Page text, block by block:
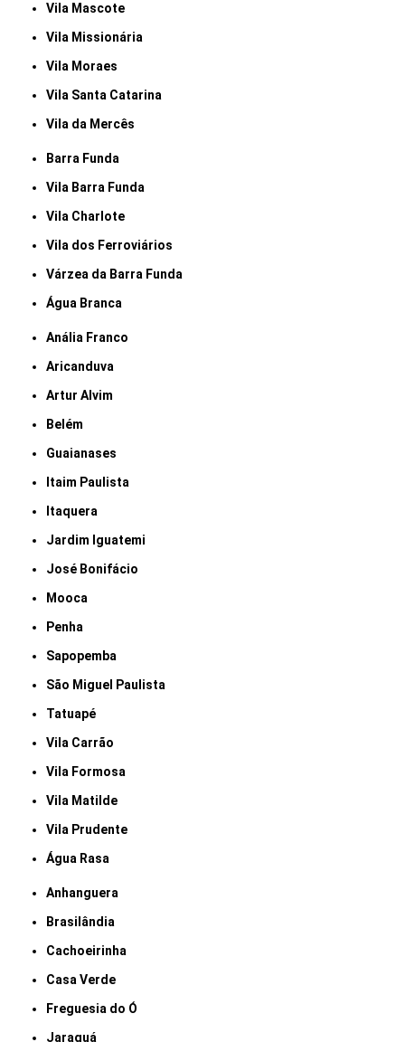
Vila Mascote
Vila Missionária
Vila Moraes
Vila Santa Catarina
Vila da Mercês
Barra Funda
Vila Barra Funda
Vila Charlote
Vila dos Ferroviários
Várzea da Barra Funda
Água Branca
Anália Franco
Aricanduva
Artur Alvim
Belém
Guaianases
Itaim Paulista
Itaquera
Jardim Iguatemi
José Bonifácio
Mooca
Penha
Sapopemba
São Miguel Paulista
Tatuapé
Vila Carrão
Vila Formosa
Vila Matilde
Vila Prudente
Água Rasa
Anhanguera
Brasilândia
Cachoeirinha
Casa Verde
Freguesia do Ó
Jaraguá